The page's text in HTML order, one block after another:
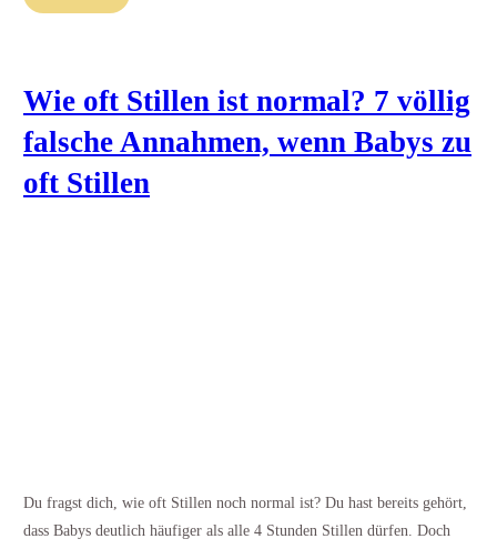
Wie oft Stillen ist normal? 7 völlig
falsche Annahmen, wenn Babys zu
oft Stillen
Du fragst dich, wie oft Stillen noch normal ist? Du hast bereits gehört,
dass Babys deutlich häufiger als alle 4 Stunden Stillen dürfen. Doch